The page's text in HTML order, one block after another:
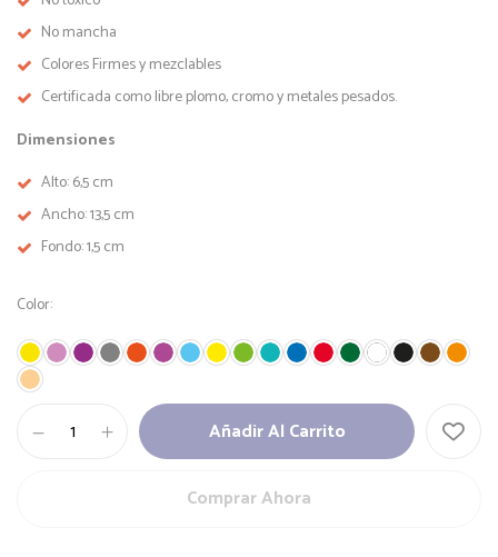
No mancha
Colores Firmes y mezclables
Certificada como libre plomo, cromo y metales pesados.
Dimensiones
Alto: 6,5 cm
Ancho: 13,5 cm
Fondo: 1,5 cm
Color
de
Añadir Al Carrito
Comprar Ahora